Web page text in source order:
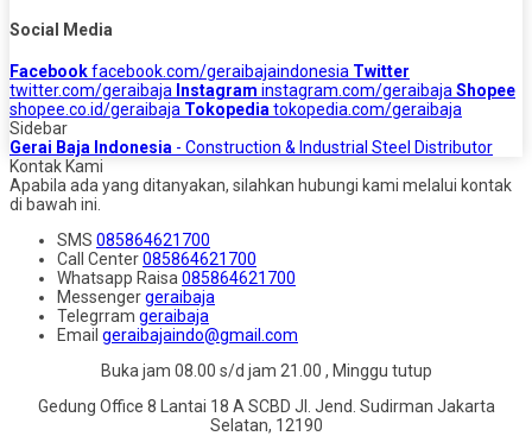
Social Media
Facebookfacebook.com/geraibajaindonesia Twitter
twitter.com/geraibaja Instagram instagram.com/geraibaja Shopee
shopee.co.id/geraibaja Tokopedia tokopedia.com/geraibaja
Sidebar
Gerai Baja Indonesia - Construction & Industrial Steel Distributor
Kontak Kami
Apabila ada yang ditanyakan, silahkan hubungi kami melalui kontak
di bawah ini.
SMS 085864621700
Call Center085864621700
Whatsapp Raisa 085864621700
Messengergeraibaja
Telegrram geraibaja
Email geraibajaindo@gmail.com
Buka jam 08.00 s/d jam 21.00 , Minggu tutup
Gedung Office 8 Lantai 18 A SCBD Jl. Jend. Sudirman Jakarta
Selatan, 12190